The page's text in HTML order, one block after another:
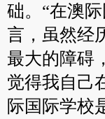
础。“在澳
言，虽然经
最大的障碍
觉得我自己
际国际学校